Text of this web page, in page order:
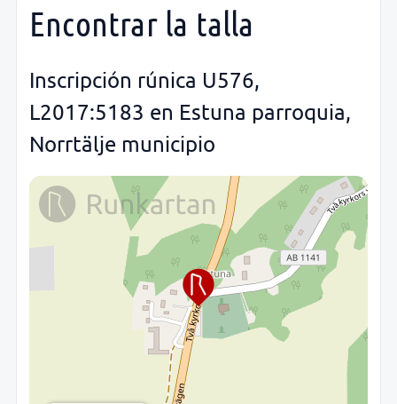
Encontrar la talla
Inscripción rúnica U576,
L2017:5183 en Estuna parroquia,
Norrtälje municipio